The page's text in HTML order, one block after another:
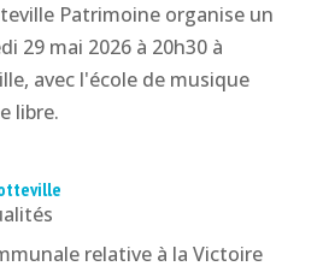
Patrimoine organise un
29 mai 2026 à 20h30 à
avec l'école de musique
libre.
relative à la Victoire